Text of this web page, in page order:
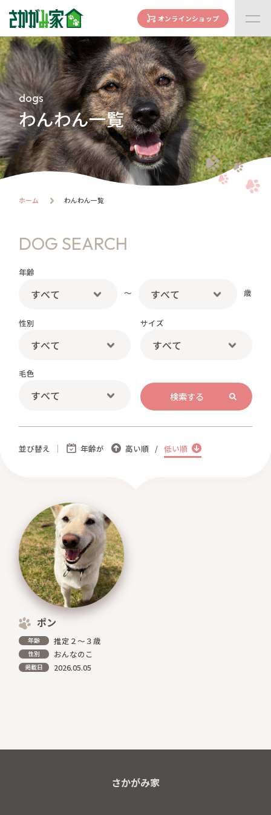
concept
さかがみ家の想い
family
家族になる前に
dogs
わんわん一覧
cats
にゃんにゃん一覧
flow
譲渡までの流れ
ハウス紹介
お問い合わせ
プライバシーポリシー 特定商取引法
オンラインショップ
dogs
わんわん一覧
ホーム わんわん一覧
DOG SEARCH
年齢
～
歳
性別 サイズ
毛色
並び替え 年齢が 高い順 低い順
ポン
年齢 推定２～３歳
性別 おんなのこ
掲載日 2026.05.05
さかがみ家